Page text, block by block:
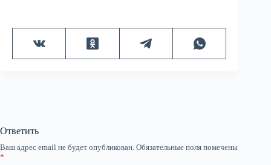
Ответить
Ваш адрес email не будет опубликован. Обязательные поля помечены
*